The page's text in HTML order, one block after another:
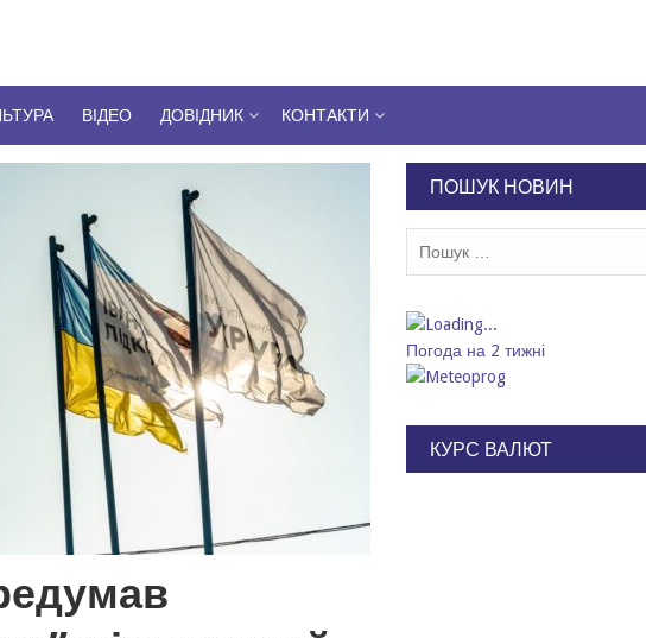
ВІДЕО ДОВІДНИК КОНТАКТИ
ПОШУК НОВИН
Погода на 2 тижні
КУРС ВАЛЮТ